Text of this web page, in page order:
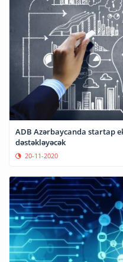
ADB Azərbaycanda startap
dəstəkləyəcək
20-11-2020